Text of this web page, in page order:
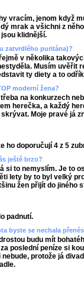
vracím, jenom když
mrak a všichni z
klidnější.
zatvrdlého puritána)?
v několika
Musím uvěřit
ty diety a to
moderní žena?
na konkurzech
herečka, a každý
Moje pravé já
ho doporučují 4 z 5
ještě brzo?
si to nemyslím. Je to
lety by to byl velký
žen přijít do jiného
padnutí.
byste se nechala
budu mít
poslední peníze si
protože já